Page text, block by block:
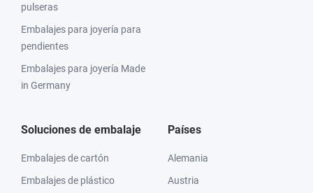
pulseras
Embalajes para joyería para
pendientes
Embalajes para joyería Made
in Germany
Soluciones de embalaje
Embalajes de cartón
Embalajes de plástico
Países
Alemania
Austria